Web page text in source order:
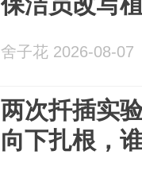
舍子花 2026-08-07
两次扦插实
向下扎根，